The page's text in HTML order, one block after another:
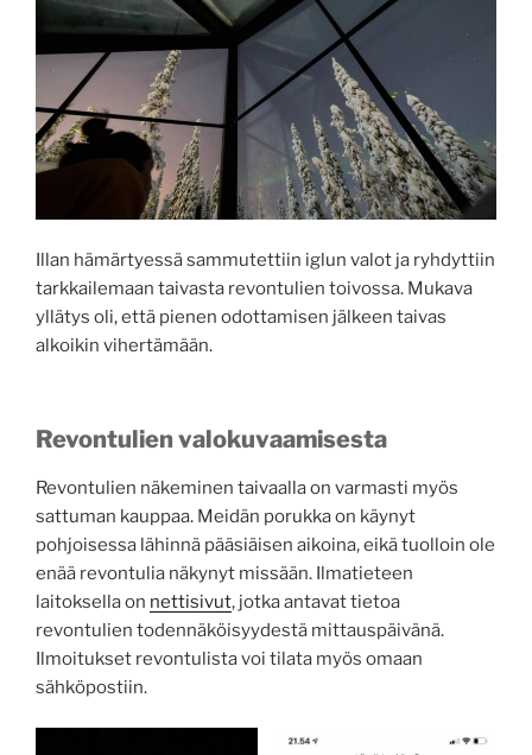
Illan hämärtyessä sammutettiin iglun valot ja ryhdyttiin
tarkkailemaan taivasta revontulien toivossa. Mukava
yllätys oli, että pienen odottamisen jälkeen taivas
alkoikin vihertämään.
Revontulien valokuvaamisesta
Revontulien näkeminen taivaalla on varmasti myös
sattuman kauppaa. Meidän porukka on käynyt
pohjoisessa lähinnä pääsiäisen aikoina, eikä tuolloin ole
enää revontulia näkynyt missään. Ilmatieteen
laitoksella on nettisivut, jotka antavat tietoa
revontulien todennäköisyydestä mittauspäivänä.
Ilmoitukset revontulista voi tilata myös omaan
sähköpostiin.